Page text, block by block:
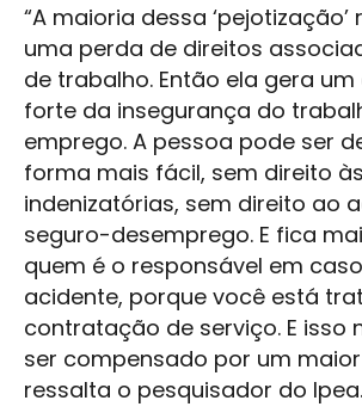
“A maioria dessa ‘pejotização’
uma perda de direitos
de trabalho. Então ela gera
forte da insegurança do
emprego. A pessoa pode ser
forma mais fácil, sem direito
indenizatórias, sem direito ao
seguro-desemprego. E fica
quem é o responsável em
acidente, porque você está
contratação de serviço. E isso
ser compensado por um maior
ressalta o pesquisador do Ipea.